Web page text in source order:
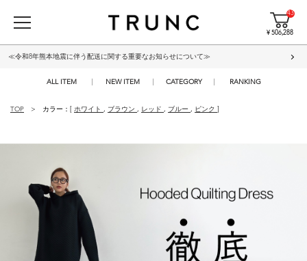
43
¥ 506,288
≪令和8年熊本地震に伴う配送に関する重要なお知らせについて≫
ALL ITEM NEW ITEM CATEGORY RANKING
TOP カラー：[ ホワイト , ブラウン , レッド , ブルー , ピンク